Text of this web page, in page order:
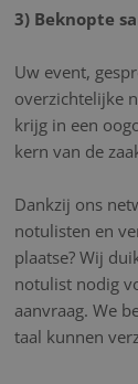
3) Beknopte
Uw event,
overzichtelijke
krijg in een
kern van de
Dankzij ons
notulisten en
plaatse? Wij
notulist nodig
aanvraag. We
taal kunnen